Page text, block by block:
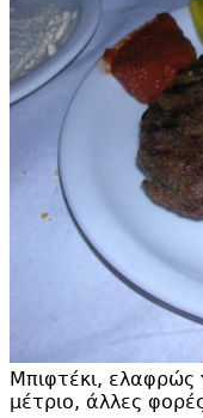
Μπιφτέκι, ελαφρώς
μέτριο, άλλες